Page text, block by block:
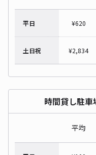
平日 ¥620
土日祝 ¥2,834
時間貸し駐車
平均